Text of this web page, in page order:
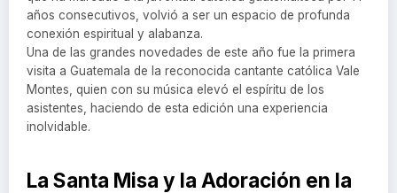
años consecutivos, volvió a ser un espacio de profunda
conexión espiritual y alabanza.
Una de las grandes novedades de este año fue la primera
visita a Guatemala de la reconocida cantante católica Vale
Montes, quien con su música elevó el espíritu de los
asistentes, haciendo de esta edición una experiencia
inolvidable.
La Santa Misa y la Adoración en la